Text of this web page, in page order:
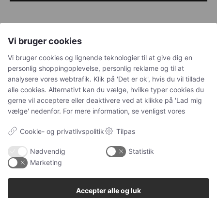
Petguide - hjemstedet for nyttige artikler om kæledyr
NAVIGATION
Alle
Katteudstyr
Kaniner
Vi bruger cookies
Vi bruger cookies og lignende teknologier til at give dig en
personlig shoppingoplevelse, personlig reklame og til at
analysere vores webtrafik. Klik på 'Det er ok', hvis du vil tillade
alle cookies. Alternativt kan du vælge, hvilke typer cookies du
gerne vil acceptere eller deaktivere ved at klikke på 'Lad mig
vælge' nedenfor. For mere information, se venligst vores
Cookie- og privatlivspolitik Tilpas
Nødvendig
Statistik
Marketing
Accepter alle og luk